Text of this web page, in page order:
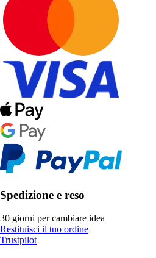
Spedizione e reso
30 giorni per cambiare idea
Restituisci il tuo ordine
Trustpilot